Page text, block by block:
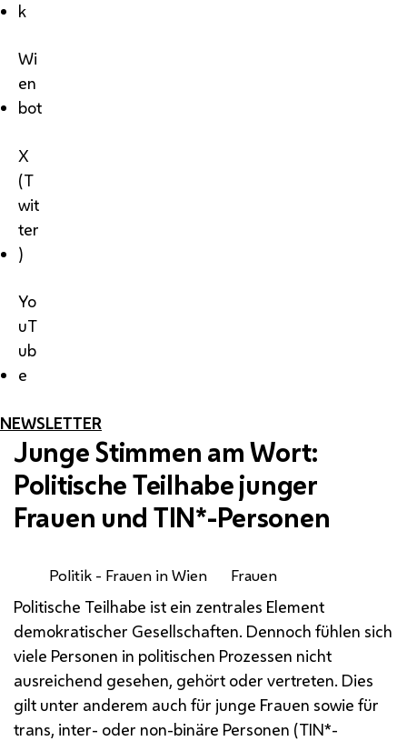
k
Wi
en
bot
X
(T
wit
ter
)
Yo
uT
ub
e
NEWSLETTER
Junge Stimmen am Wort:
Politische Teilhabe junger
Frauen und TIN*-Personen
Politik - Frauen in Wien Frauen
Politische Teilhabe ist ein zentrales Element
demokratischer Gesellschaften. Dennoch fühlen sich
viele Personen in politischen Prozessen nicht
ausreichend gesehen, gehört oder vertreten. Dies
gilt unter anderem auch für junge Frauen sowie für
trans, inter- oder non-binäre Personen (TIN*-